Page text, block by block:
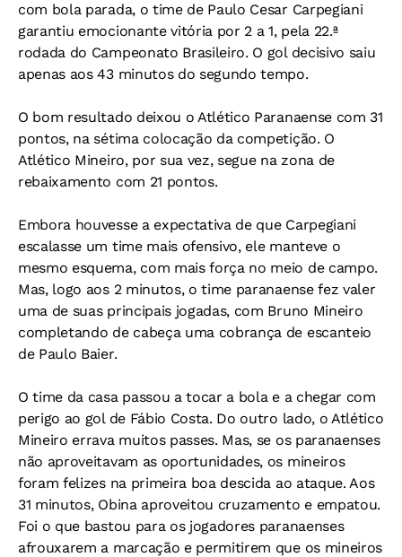
com bola parada, o time de Paulo Cesar Carpegiani
garantiu emocionante vitória por 2 a 1, pela 22.ª
rodada do Campeonato Brasileiro. O gol decisivo saiu
apenas aos 43 minutos do segundo tempo.
O bom resultado deixou o Atlético Paranaense com 31
pontos, na sétima colocação da competição. O
Atlético Mineiro, por sua vez, segue na zona de
rebaixamento com 21 pontos.
Embora houvesse a expectativa de que Carpegiani
escalasse um time mais ofensivo, ele manteve o
mesmo esquema, com mais força no meio de campo.
Mas, logo aos 2 minutos, o time paranaense fez valer
uma de suas principais jogadas, com Bruno Mineiro
completando de cabeça uma cobrança de escanteio
de Paulo Baier.
O time da casa passou a tocar a bola e a chegar com
perigo ao gol de Fábio Costa. Do outro lado, o Atlético
Mineiro errava muitos passes. Mas, se os paranaenses
não aproveitavam as oportunidades, os mineiros
foram felizes na primeira boa descida ao ataque. Aos
31 minutos, Obina aproveitou cruzamento e empatou.
Foi o que bastou para os jogadores paranaenses
afrouxarem a marcação e permitirem que os mineiros